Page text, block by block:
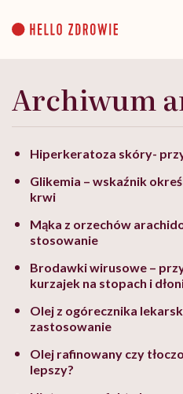
content
Archiwum
Hiperkeratoza skóry-
Glikemia – wskaźnik
krwi
Mąka z orzechów
stosowanie
Brodawki wirusowe –
kurzajek na stopach i
Olej z ogórecznika
zastosowanie
Olej rafinowany czy
lepszy?